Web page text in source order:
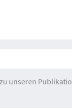
unseren